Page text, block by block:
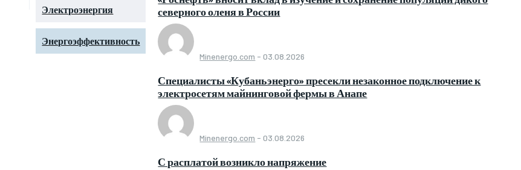
Электроэнергия
Энергоэффективность
северного оленя в России
Minenergo.com - 03.08.2026
Специалисты «Кубаньэнерго» пресекли незаконное подключение к
электросетям майнинговой фермы в Анапе
Minenergo.com - 03.08.2026
С расплатой возникло напряжение